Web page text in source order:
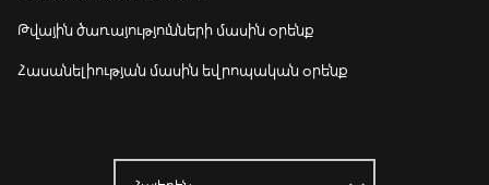
Թվային ծառայությունների մասին օրենք
Հասանելիության մասին եվրոպական օրենք